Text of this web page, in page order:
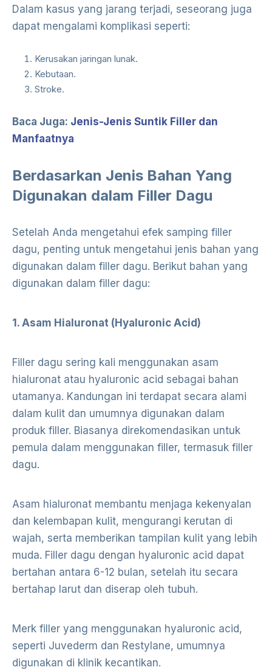
Dalam kasus yang jarang terjadi, seseorang juga
dapat mengalami komplikasi seperti:
Kerusakan jaringan lunak.
Kebutaan.
Stroke.
Baca Juga: Jenis-Jenis Suntik Filler dan
Manfaatnya
Berdasarkan Jenis Bahan Yang
Digunakan dalam Filler Dagu
Setelah Anda mengetahui efek samping filler
dagu, penting untuk mengetahui jenis bahan yang
digunakan dalam filler dagu. Berikut bahan yang
digunakan dalam filler dagu:
1. Asam Hialuronat (Hyaluronic Acid)
Filler dagu sering kali menggunakan asam
hialuronat atau hyaluronic acid sebagai bahan
utamanya. Kandungan ini terdapat secara alami
dalam kulit dan umumnya digunakan dalam
produk filler. Biasanya direkomendasikan untuk
pemula dalam menggunakan filler, termasuk filler
dagu.
Asam hialuronat membantu menjaga kekenyalan
dan kelembapan kulit, mengurangi kerutan di
wajah, serta memberikan tampilan kulit yang lebih
muda. Filler dagu dengan hyaluronic acid dapat
bertahan antara 6-12 bulan, setelah itu secara
bertahap larut dan diserap oleh tubuh.
Merk filler yang menggunakan hyaluronic acid,
seperti Juvederm dan Restylane, umumnya
digunakan di klinik kecantikan.